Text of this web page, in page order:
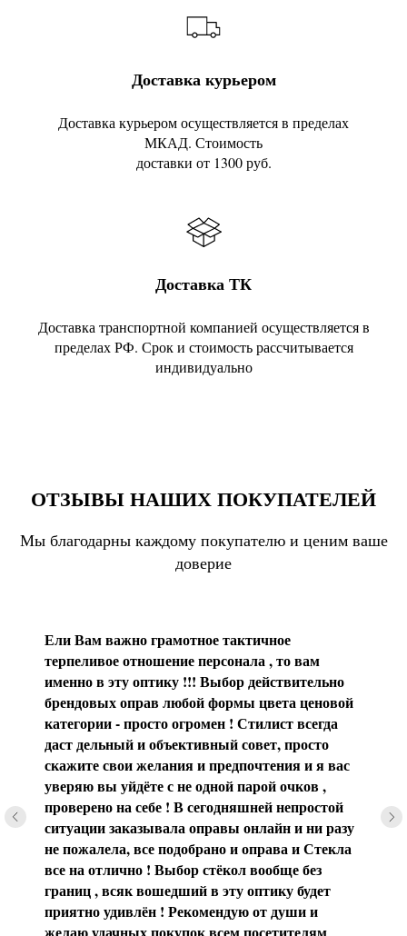
Доставка курьером
Доставка курьером осуществляется в пределах
МКАД. Стоимость
доставки от 1300 руб.
Доставка ТК
Доставка транспортной компанией осуществляется в
пределах РФ. Срок и стоимость рассчитывается
индивидуально
ОТЗЫВЫ НАШИХ ПОКУПАТЕЛЕЙ
Мы благодарны каждому покупателю и ценим ваше
доверие
Ели Вам важно грамотное тактичное
терпеливое отношение персонала , то вам
именно в эту оптику !!! Выбор действительно
брендовых оправ любой формы цвета ценовой
категории - просто огромен ! Стилист всегда
даст дельный и объективный совет, просто
скажите свои желания и предпочтения и я вас
уверяю вы уйдёте с не одной парой очков ,
проверено на себе ! В сегодняшней непростой
ситуации заказывала оправы онлайн и ни разу
не пожалела, все подобрано и оправа и Стекла
все на отлично ! Выбор стёкол вообще без
границ , всяк вошедший в эту оптику будет
приятно удивлён ! Рекомендую от души и